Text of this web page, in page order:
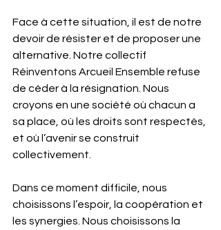
Face à cette situation, il est de notre
devoir de résister et de proposer une
alternative. Notre collectif
Réinventons Arcueil Ensemble refuse
de céder à la résignation. Nous
croyons en une société où chacun a
sa place, où les droits sont respectés,
et où l’avenir se construit
collectivement.
Dans ce moment difficile, nous
choisissons l’espoir, la coopération et
les synergies. Nous choisissons la